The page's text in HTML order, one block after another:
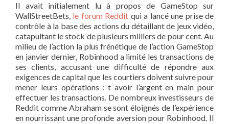
Il avait initialement lu à propos de GameStop sur
WallStreetBets, le forum Reddit qui a lancé une prise de
contrôle à la base des actions du détaillant de jeux vidéo,
catapultant le stock de plusieurs milliers de pour cent. Au
milieu de l’action la plus frénétique de l’action GameStop
en janvier dernier, Robinhood a limité les transactions de
ses clients, accusant une difficulté de répondre aux
exigences de capital que les courtiers doivent suivre pour
mener leurs opérations : t avoir l’argent en main pour
effectuer les transactions. De nombreux investisseurs de
Reddit comme Abraham se sont éloignés de l’expérience
en nourrissant une profonde aversion pour Robinhood. Il